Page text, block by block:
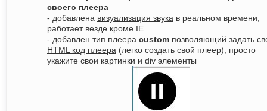
своего плеера
- добавлена визуализация звука в реальном времени,
работает везде кроме IE
- добавлен тип плеера custom позволяющий задать
HTML код плеера (легко создать свой плеер), просто
укажите свои картинки и div элементы